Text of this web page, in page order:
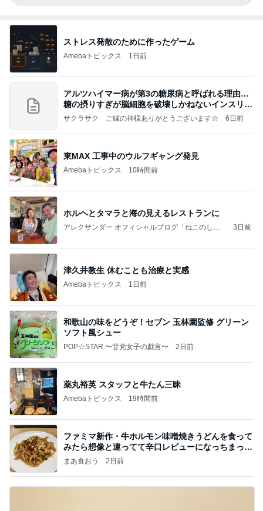
ストレス発散のために作ったゲーム
Amebaトピックス 1日前
アルツハイマー病が第3の糖尿病と呼ばれる理由…
糖の摂りすぎが脳細胞を破壊しかねないインスリン
の恐
サクラサク ご縁の神様ありがとうございます☆ 6日前
東MAX 工事中のウルフギャング発見
Amebaトピックス 10時間前
ホルヘとタマラと海の見えるレストランに
アレクサンダー オフィシャルブログ「ねこのしっ
3日前
津久井教生 休むことも治療と実感
Amebaトピックス 1日前
和歌山の味をどうぞ！セブン 玉林園監修 グリーン
ソフト風シュー
POP☆STAR 〜甘党女子の戯言〜 2日前
薬丸裕英 スタッフと牛たん三昧
Amebaトピックス 19時間前
ファミマ新作・牛ホルモン味噌焼きうどんを食って
みたら想像と違ってて辛口レビューになっちまった
話
まあ食おう 2日前